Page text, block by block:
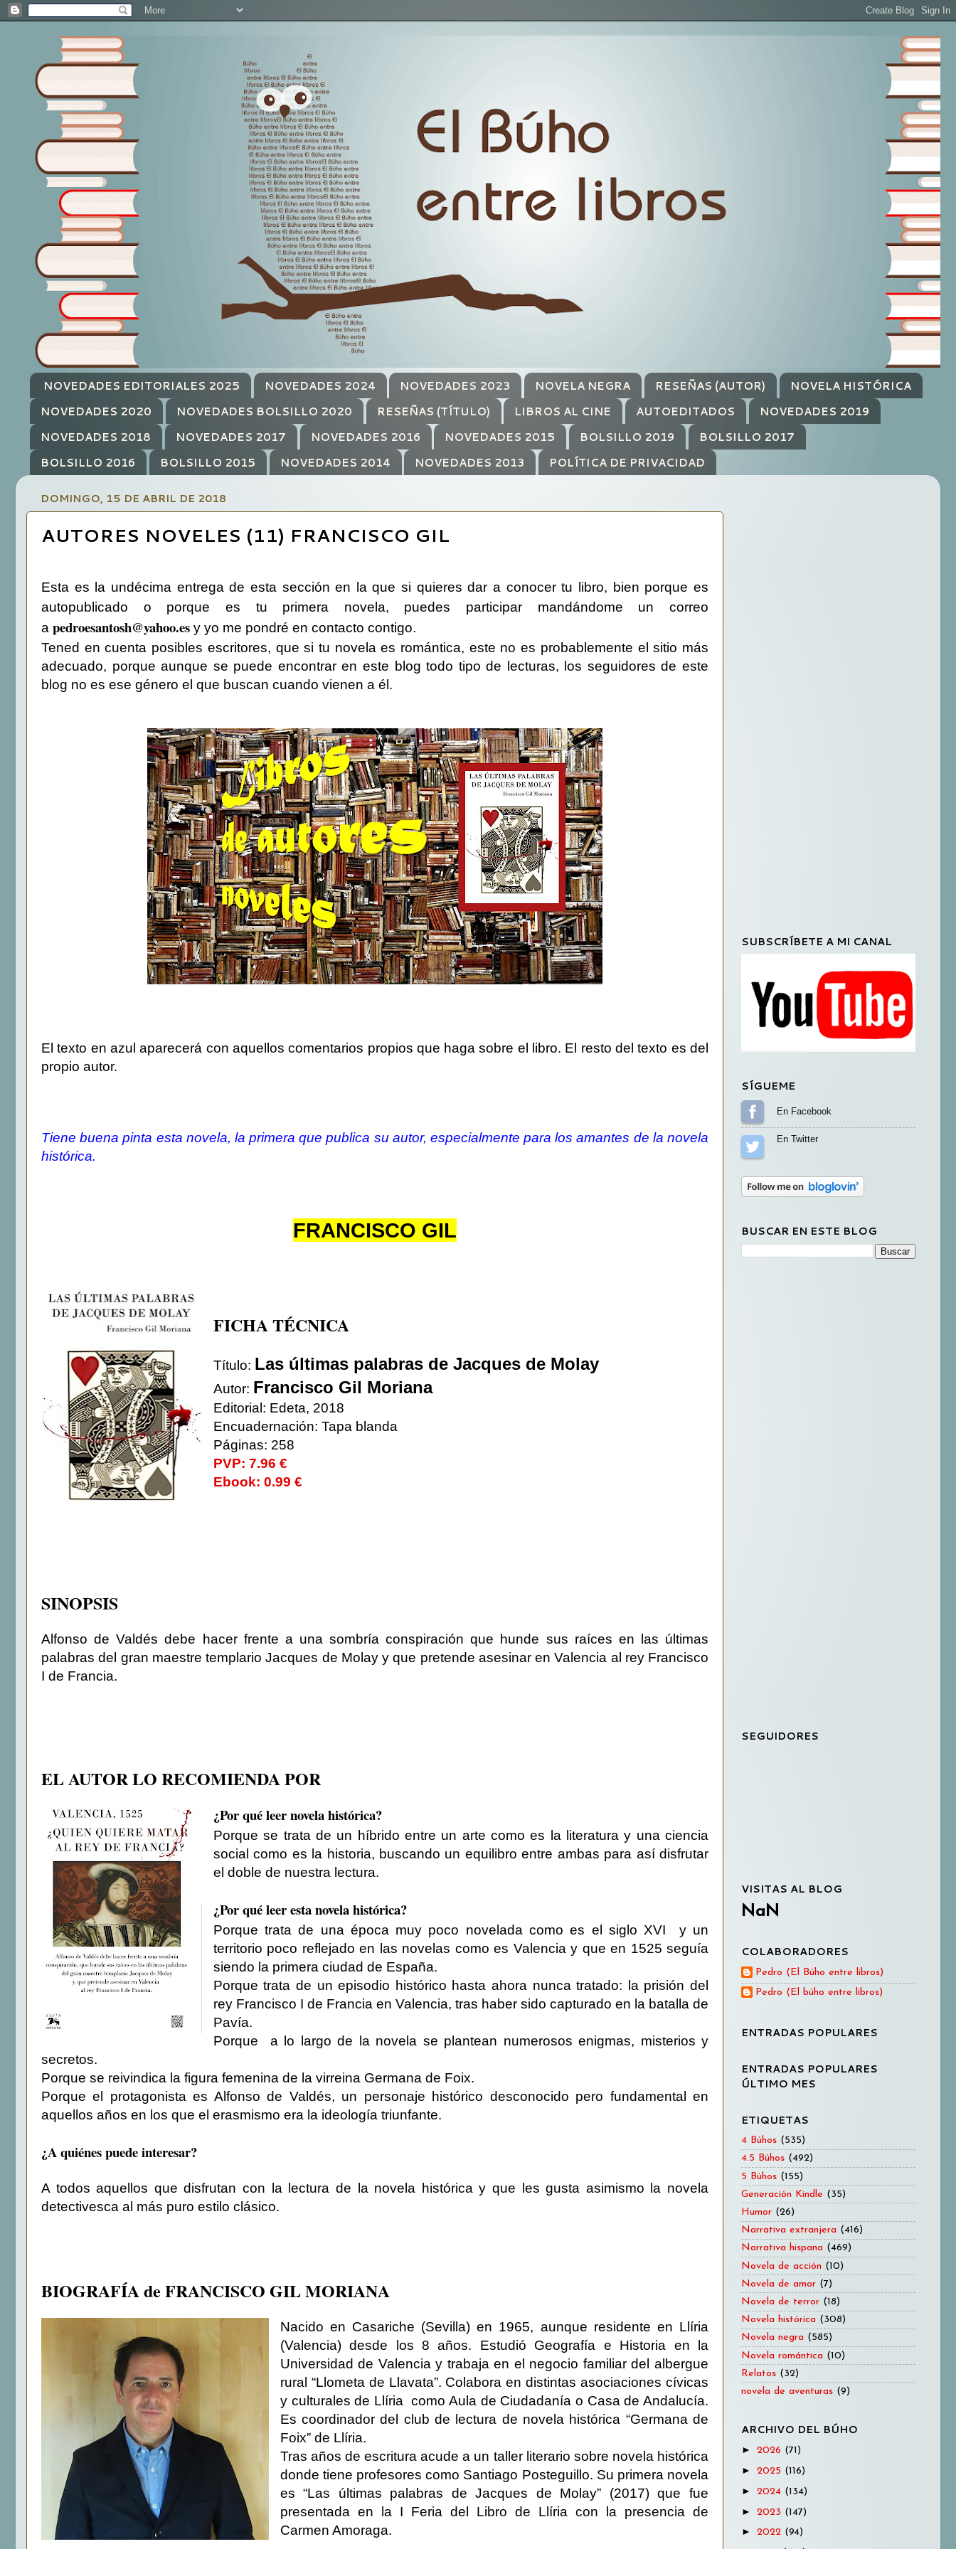
NOVEDADES EDITORIALES 2025 NOVEDADES 2024 NOVEDADES 2023 NOVELA NEGRA RESEÑAS (AUTOR)
NOVELA HISTÓRICA
NOVEDADES 2020
NOVEDADES BOLSILLO 2020 RESEÑAS (TÍTULO) LIBROS AL CINE AUTOEDITADOS
NOVEDADES 2019
NOVEDADES 2018
NOVEDADES 2017 NOVEDADES 2016 NOVEDADES 2015 BOLSILLO 2019
BOLSILLO 2017
BOLSILLO 2016
BOLSILLO 2015 NOVEDADES 2014 NOVEDADES 2013 POLÍTICA DE PRIVACIDAD
DOMINGO, 15 DE ABRIL DE 2018
AUTORES NOVELES (11) FRANCISCO GIL
Esta es la undécima entrega de esta sección en la que si quieres dar a conocer tu libro, bien porque es
autopublicado o porque es tu primera novela, puedes participar mandándome un correo
a pedroesantosh@yahoo.es y yo me pondré en contacto contigo.
Tened en cuenta posibles escritores, que si tu novela es romántica, este no es probablemente el sitio más
adecuado, porque aunque se puede encontrar en este blog todo tipo de lecturas, los seguidores de este
blog no es ese género el que buscan cuando vienen a él.
El texto en azul aparecerá con aquellos comentarios propios que haga sobre el libro. El resto del texto es del
propio autor.
Tiene buena pinta esta novela, la primera que publica su autor, especialmente para los amantes de la novela
histórica.
FRANCISCO GIL
FICHA TÉCNICA
Título: Las últimas palabras de Jacques de Molay
Autor: Francisco Gil Moriana
Editorial: Edeta, 2018
Encuadernación: Tapa blanda
Páginas: 258
PVP: 7.96 €
Ebook: 0.99 €
SINOPSIS
Alfonso de Valdés debe hacer frente a una sombría conspiración que hunde sus raíces en las últimas
palabras del gran maestre templario Jacques de Molay y que pretende asesinar en Valencia al rey Francisco
I de Francia.
EL AUTOR LO RECOMIENDA POR
¿Por qué leer novela histórica?
Porque se trata de un híbrido entre un arte como es la literatura y una ciencia
social como es la historia, buscando un equilibro entre ambas para así disfrutar
el doble de nuestra lectura.
¿Por qué leer esta novela histórica?
Porque trata de una época muy poco novelada como es el siglo XVI y un
territorio poco reflejado en las novelas como es Valencia y que en 1525 seguía
siendo la primera ciudad de España.
Porque trata de un episodio histórico hasta ahora nunca tratado: la prisión del
rey Francisco I de Francia en Valencia, tras haber sido capturado en la batalla de
Pavía.
Porque a lo largo de la novela se plantean numerosos enigmas, misterios y
secretos.
Porque se reivindica la figura femenina de la virreina Germana de Foix.
Porque el protagonista es Alfonso de Valdés, un personaje histórico desconocido pero fundamental en
aquellos años en los que el erasmismo era la ideología triunfante.
¿A quiénes puede interesar?
A todos aquellos que disfrutan con la lectura de la novela histórica y que les gusta asimismo la novela
detectivesca al más puro estilo clásico.
BIOGRAFÍA de FRANCISCO GIL MORIANA
Nacido en Casariche (Sevilla) en 1965, aunque residente en Llíria
(Valencia) desde los 8 años. Estudió Geografía e Historia en la
Universidad de Valencia y trabaja en el negocio familiar del albergue
rural “Llometa de Llavata”. Colabora en distintas asociaciones cívicas
y culturales de Llíria como Aula de Ciudadanía o Casa de Andalucía.
Es coordinador del club de lectura de novela histórica “Germana de
Foix” de Llíria.
Tras años de escritura acude a un taller literario sobre novela histórica
donde tiene profesores como Santiago Posteguillo. Su primera novela
es “Las últimas palabras de Jacques de Molay” (2017) que fue
presentada en la I Feria del Libro de Llíria con la presencia de
Carmen Amoraga.
SUBSCRÍBETE A MI CANAL
SÍGUEME
Sígueme en Facebook
BUSCAR EN ESTE BLOG
SEGUIDORES
VISITAS AL BLOG
NaN
COLABORADORES
Pedro (El Búho entre libros)
Pedro (El búho entre libros)
ENTRADAS POPULARES
ENTRADAS POPULARES
ÚLTIMO MES
ETIQUETAS
4 Búhos (535)
4.5 Búhos (492)
5 Búhos (155)
Generación Kindle (35)
Humor (26)
Narrativa extranjera (416)
Narrativa hispana (469)
Novela de acción (10)
Novela de amor (7)
Novela de terror (18)
Novela histórica (308)
Novela negra (585)
Novela romántica (10)
Relatos (32)
novela de aventuras (9)
ARCHIVO DEL BÚHO
► 2026 (71)
► 2025 (116)
► 2024 (134)
► 2023 (147)
► 2022 (94)